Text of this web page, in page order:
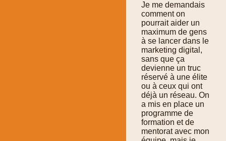
Je me demandais
comment on
pourrait aider un
maximum de gens
à se lancer dans le
marketing digital,
sans que ça
devienne un truc
réservé à une élite
ou à ceux qui ont
déjà un réseau. On
a mis en place un
programme de
formation et de
mentorat avec mon